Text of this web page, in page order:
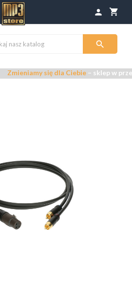
shopping_cart
person

Zmieniamy się dla Ciebie– sklep w